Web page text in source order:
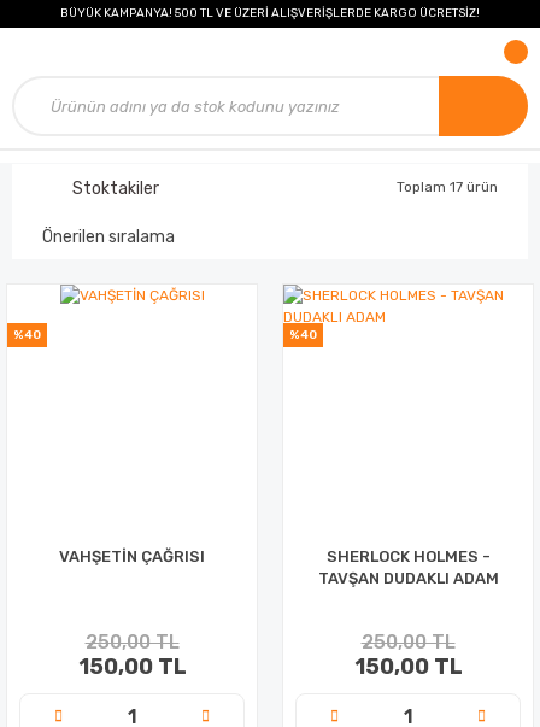
BÜYÜK KAMPANYA! 500 TL VE ÜZERİ ALIŞVERİŞLERDE KARGO ÜCRETSİZ!
Stoktakiler Toplam 17 ürün
%40
VAHŞETİN ÇAĞRISI
250,00 TL
150,00 TL
%40
SHERLOCK HOLMES -
TAVŞAN DUDAKLI ADAM
250,00 TL
150,00 TL